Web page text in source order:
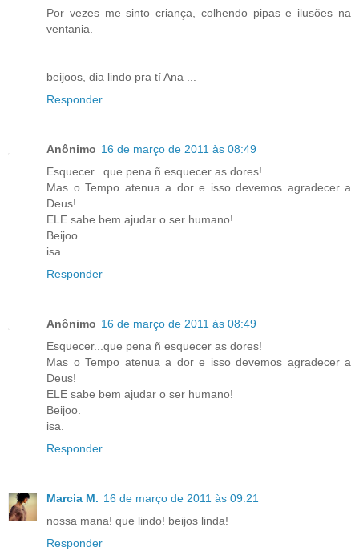
Por vezes me sinto criança, colhendo pipas e ilusões na
ventania.
beijoos, dia lindo pra tí Ana ...
Responder
Anônimo 16 de março de 2011 às 08:49
Esquecer...que pena ñ esquecer as dores!
Mas o Tempo atenua a dor e isso devemos agradecer a
Deus!
ELE sabe bem ajudar o ser humano!
Beijoo.
isa.
Responder
Anônimo 16 de março de 2011 às 08:49
Esquecer...que pena ñ esquecer as dores!
Mas o Tempo atenua a dor e isso devemos agradecer a
Deus!
ELE sabe bem ajudar o ser humano!
Beijoo.
isa.
Responder
Marcia M. 16 de março de 2011 às 09:21
nossa mana! que lindo! beijos linda!
Responder